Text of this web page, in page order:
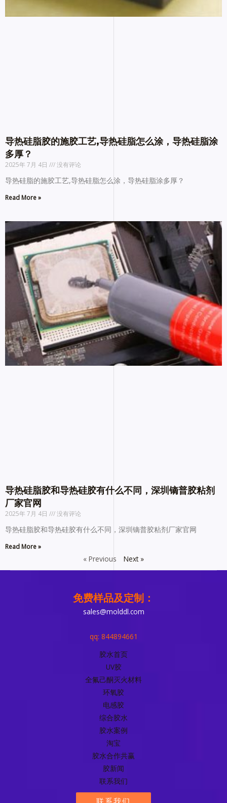
导热硅脂胶的施胶工艺,导热硅脂怎么涂，导热硅脂涂
多厚？
2025年 7月 4日 没有评论
导热硅脂的施胶工艺,导热硅脂怎么涂，导热硅脂涂多厚？
Read More »
导热硅脂胶和导热硅胶有什么不同，深圳镝普胶粘剂
厂家官网
2025年 7月 4日 没有评论
导热硅脂胶和导热硅胶有什么不同，深圳镝普胶粘剂厂家官网
Read More »
« Previous Next »
免费样品及定制：
sales@molddl.com
qq: 844894661
胶水首页
UV胶
全氟己酮灭火材料
环氧胶
电感胶
综合胶水
胶水案例
淘宝
胶水合作共赢
胶新闻
联系我们